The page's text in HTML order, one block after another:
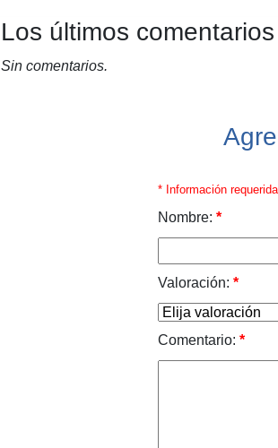
Los últimos comentarios
Sin comentarios.
* Información requerida
Nombre: *
Valoración: *
Comentario: *